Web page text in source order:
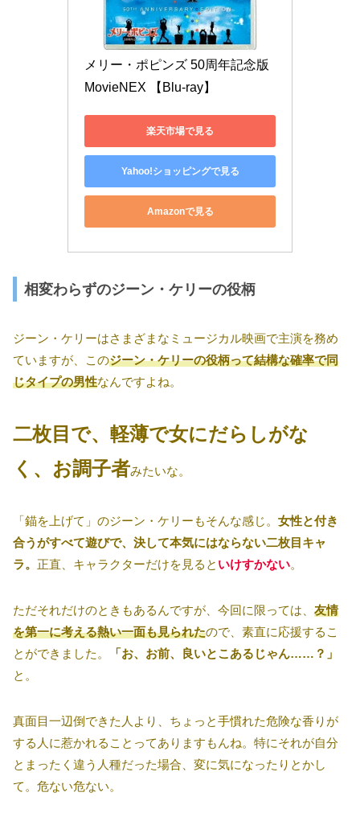
メリー・ポピンズ 50周年記念版
MovieNEX 【Blu-ray】
楽天市場で見る
Yahoo!ショッピングで見る
Amazonで見る
相変わらずのジーン・ケリーの役柄
ジーン・ケリーはさまざまなミュージカル映画で主演を務め
ていますが、このジーン・ケリーの役柄って結構な確率で同
じタイプの男性なんですよね。
二枚目で、軽薄で女にだらしがな
く、お調子者みたいな。
「錨を上げて」のジーン・ケリーもそんな感じ。 女性と付き
合うがすべて遊びで、決して本気にはならない二枚目キャ
ラ。 正直、キャラクターだけを見ると いけすかない。
ただそれだけのときもあるんですが、今回に限っては、 友情
を第一に考える熱い一面も見られたので、素直に応援するこ
とができました。
「お、お前、良いとこあるじゃん……？」
と。
真面目一辺倒できた人より、ちょっと手慣れた危険な香りが
する人に惹かれることってありますもんね。特にそれが自分
とまったく違う人種だった場合、変に気になったりとかし
て。危ない危ない。